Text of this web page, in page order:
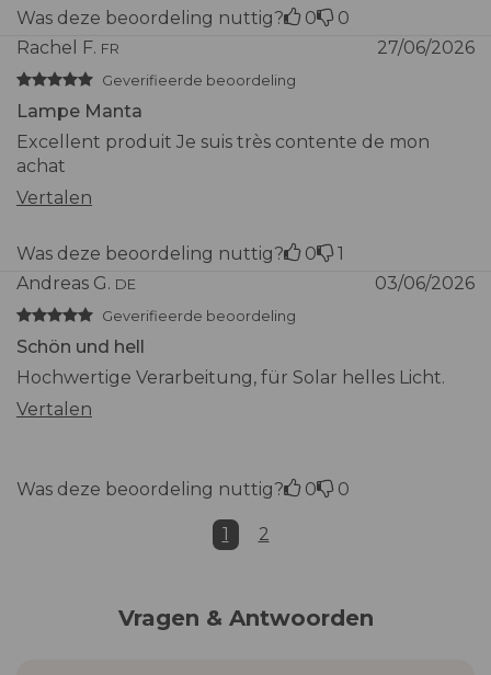
Was deze beoordeling nuttig? 0
0
Rachel F. FR 27/06/2026
Geverifieerde beoordeling
Lampe Manta
Excellent produit Je suis très contente de mon
achat
Vertalen
Was deze beoordeling nuttig? 0
1
Andreas G. DE 03/06/2026
Geverifieerde beoordeling
Schön und hell
Hochwertige Verarbeitung, für Solar helles Licht.
Vertalen
Was deze beoordeling nuttig? 0 0
1 2
Vragen & Antwoorden